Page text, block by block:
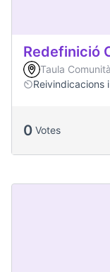
Redefinició
Taula
Reivindicacions
0 Votes